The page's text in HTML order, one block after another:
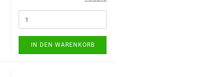
IN DEN WARENKORB